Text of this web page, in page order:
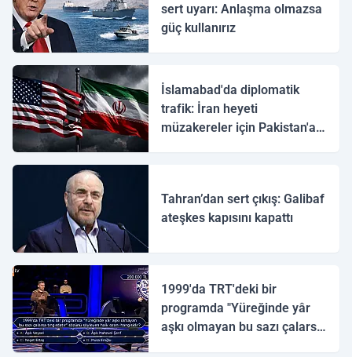
sert uyarı: Anlaşma olmazsa
güç kullanırız
İslamabad'da diplomatik
trafik: İran heyeti
müzakereler için Pakistan'a
Tahran’dan sert çıkış: Galibaf
ateşkes kapısını kapattı
1999'da TRT'deki bir
programda "Yüreğinde yâr
aşkı olmayan bu sazı çalarsa